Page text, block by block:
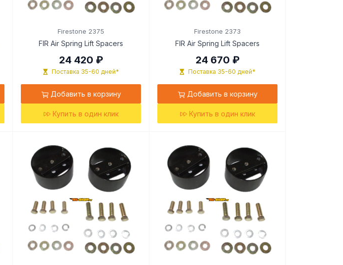
Firestone 2375
FIR Air Spring Lift Spacers
24 420 ₽
Поставка 35-60 дней*
Добавить в корзину
Купить в один клик
Firestone 2373
FIR Air Spring Lift Spacers
24 670 ₽
Поставка 35-60 дней*
Добавить в корзину
Купить в один клик